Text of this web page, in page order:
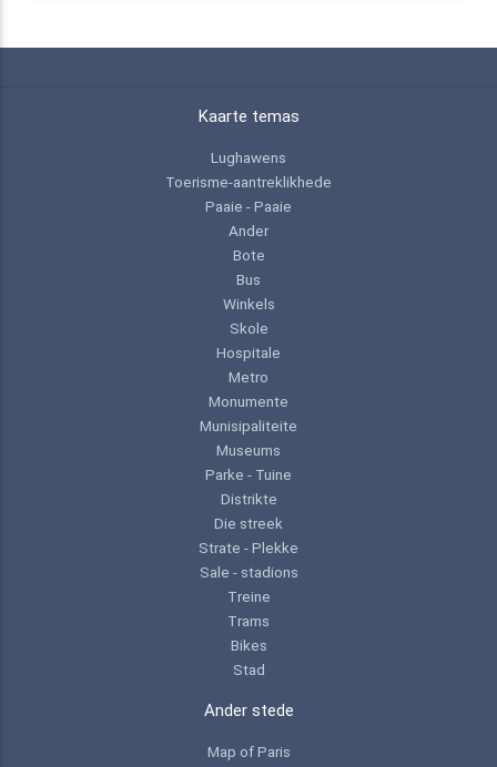
Kaarte temas
Lughawens
Toerisme-aantreklikhede
Paaie - Paaie
Ander
Bote
Bus
Winkels
Skole
Hospitale
Metro
Monumente
Munisipaliteite
Museums
Parke - Tuine
Distrikte
Die streek
Strate - Plekke
Sale - stadions
Treine
Trams
Bikes
Stad
Ander stede
Map of Paris